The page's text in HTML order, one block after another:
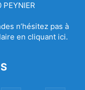
n’hésitez pas à
en cliquant ici.